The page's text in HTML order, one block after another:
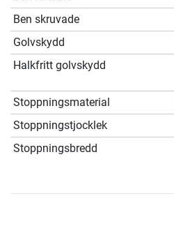
Ben skruvade
Golvskydd
Halkfritt golvskydd
Stoppningsmaterial
Stoppningstjocklek
Stoppningsbredd